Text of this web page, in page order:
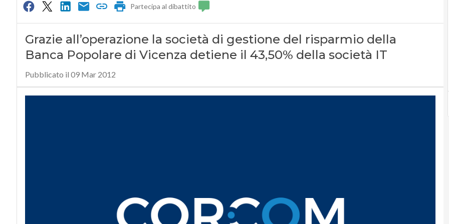
Partecipa al dibattito
Grazie all’operazione la società di gestione del risparmio della
Banca Popolare di Vicenza detiene il 43,50% della società IT
Pubblicato il 09 Mar 2012